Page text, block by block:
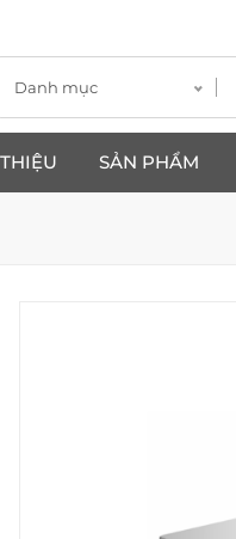
Danh mục
SẢN PHẨM